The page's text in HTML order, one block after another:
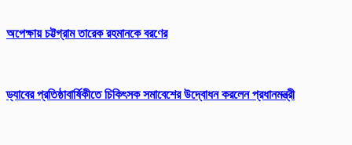
অপেক্ষায় চট্টগ্রাম তারেক রহমানকে বরণের
ড্যাবের প্রতিষ্ঠাবার্ষিকীতে চিকিৎসক সমাবেশের উদ্বোধন করলেন প্রধানমন্ত্রী